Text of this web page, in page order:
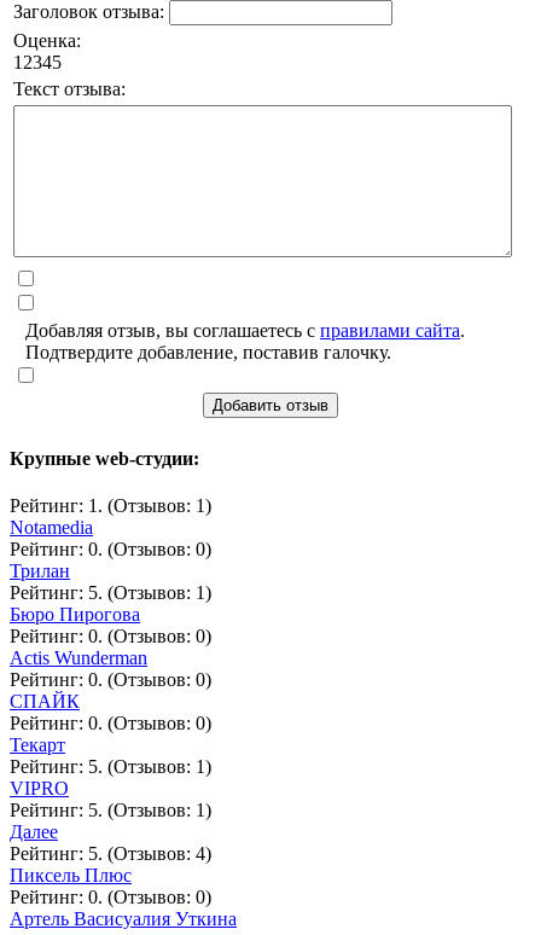
Заголовок отзыва:
Оценка:
1 2345
Текст отзыва:
Добавляя отзыв, вы соглашаетесь с правилами сайта.
Подтвердите добавление, поставив галочку.
Добавить отзыв
Крупные web-студии:
Рейтинг: 1. (Отзывов: 1)
Notamedia
Рейтинг: 0. (Отзывов: 0)
Трилан
Рейтинг: 5. (Отзывов: 1)
Бюро Пирогова
Рейтинг: 0. (Отзывов: 0)
Actis Wunderman
Рейтинг: 0. (Отзывов: 0)
СПАЙК
Рейтинг: 0. (Отзывов: 0)
Текарт
Рейтинг: 5. (Отзывов: 1)
VIPRO
Рейтинг: 5. (Отзывов: 1)
Далее
Рейтинг: 5. (Отзывов: 4)
Пиксель Плюс
Рейтинг: 0. (Отзывов: 0)
Артель Васисуалия Уткина